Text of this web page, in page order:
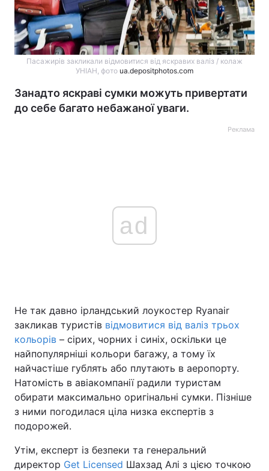
Пасажирів закликали відмовитися від яскравих валіз / колаж
УНІАН, фото ua.depositphotos.com
Занадто яскраві сумки можуть привертати
до себе багато небажаної уваги.
Реклама
ad
Не так давно ірландський лоукостер Ryanair
закликав туристів відмовитися від валіз трьох
кольорів – сірих, чорних і синіх, оскільки це
найпопулярніші кольори багажу, а тому їх
найчастіше гублять або плутають в аеропорту.
Натомість в авіакомпанії радили туристам
обирати максимально оригінальні сумки. Пізніше
з ними погодилася ціла низка експертів з
подорожей.
Утім, експерт із безпеки та генеральний
директор Get Licensed Шахзад Алі з цією точкою